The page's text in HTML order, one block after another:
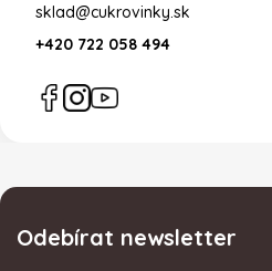
sklad@cukrovinky.sk
+420 722 058 494
Odebírat newsletter